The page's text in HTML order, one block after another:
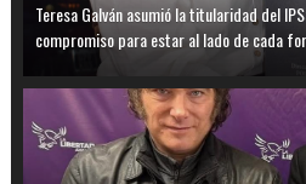
Teresa Galván asumió la titularidad del
compromiso para estar al lado de cada